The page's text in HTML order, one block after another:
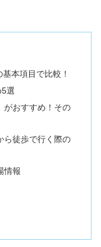
本項目で比較！
選
がおすすめ！その
ら徒歩で行く際の
情報